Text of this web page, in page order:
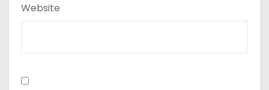
Website